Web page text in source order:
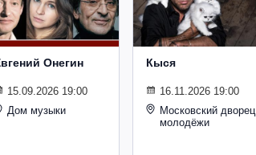
Онегин
15.09.2026 19:00
Дом музыки
Кыся
16.11.2026 19:00
Московский дворец
молодёжи